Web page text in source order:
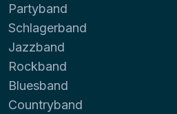
Partyband
Schlagerband
Jazzband
Rockband
Bluesband
Countryband